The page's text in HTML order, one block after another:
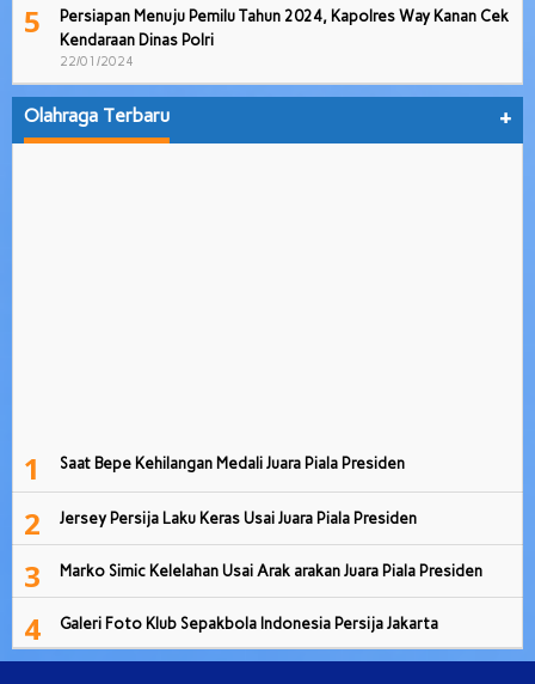
5
Persiapan Menuju Pemilu Tahun 2024, Kapolres Way Kanan Cek
Kendaraan Dinas Polri
22/01/2024
Olahraga Terbaru +
1 Saat Bepe Kehilangan Medali Juara Piala Presiden
2 Jersey Persija Laku Keras Usai Juara Piala Presiden
3 Marko Simic Kelelahan Usai Arak arakan Juara Piala Presiden
4 Galeri Foto Klub Sepakbola Indonesia Persija Jakarta